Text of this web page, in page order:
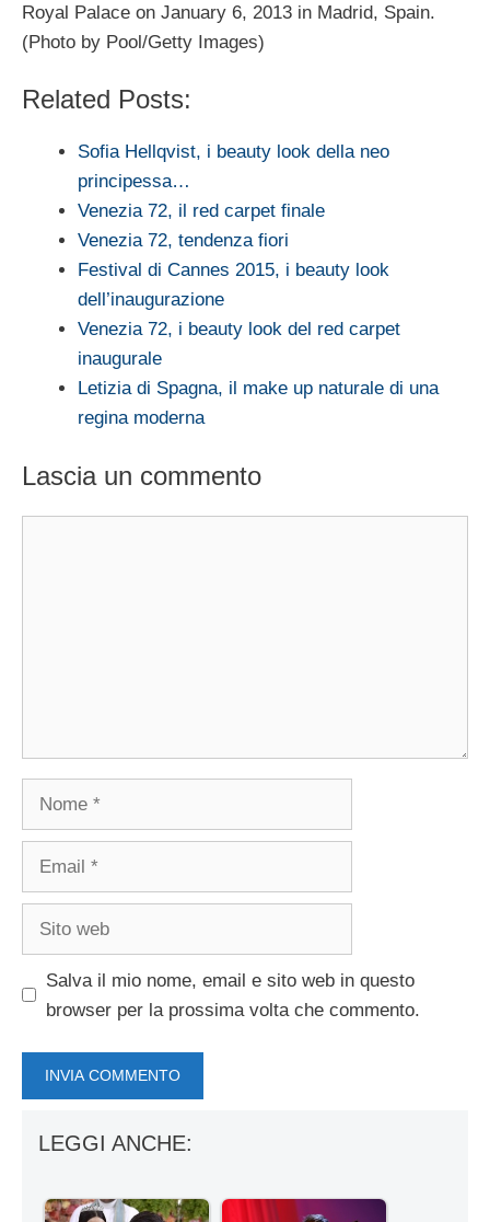
Royal Palace on January 6, 2013 in Madrid, Spain.
(Photo by Pool/Getty Images)
Related Posts:
Sofia Hellqvist, i beauty look della neo
principessa…
Venezia 72, il red carpet finale
Venezia 72, tendenza fiori
Festival di Cannes 2015, i beauty look
dell’inaugurazione
Venezia 72, i beauty look del red carpet
inaugurale
Letizia di Spagna, il make up naturale di una
regina moderna
Lascia un commento
Salva il mio nome, email e sito web in questo
browser per la prossima volta che commento.
LEGGI ANCHE: